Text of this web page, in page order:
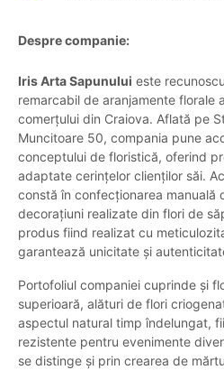
Despre companie:
Iris Arta Sapunului este
remarcabil de aranjamente florale
comerțului din Craiova. Aflată pe
Muncitoare 50, compania pune
conceptului de floristică, oferind
adaptate cerințelor clienților săi.
constă în confecționarea manuală
decorațiuni realizate din flori de
produs fiind realizat cu
garantează unicitate și
Portofoliul companiei cuprinde și
superioară, alături de flori
aspectul natural timp îndelungat,
rezistente pentru evenimente
se distinge și prin crearea de